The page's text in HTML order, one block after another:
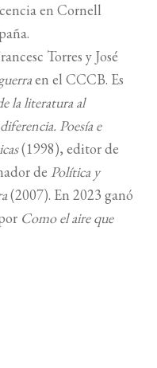
en Cornell
Torres y José
en el CCCB. Es
la literatura al
Poesía e
(1998), editor de
de Política y
(2007). En 2023 ganó
Como el aire que